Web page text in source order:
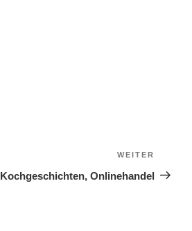
Beitrag
WEITER
Kochgeschichten, Onlinehandel